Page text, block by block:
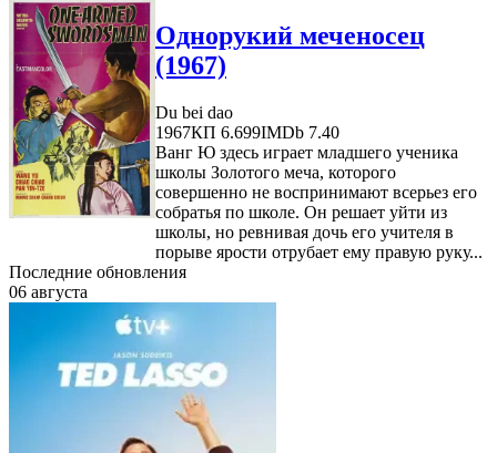
Однорукий меченосец
(1967)
Du bei dao
1967КП 6.699IMDb 7.40
Ванг Ю здесь играет младшего ученика
школы Золотого меча, которого
совершенно не воспринимают всерьез его
собратья по школе. Он решает уйти из
школы, но ревнивая дочь его учителя в
порыве ярости отрубает ему правую руку...
Последние обновления
06 августа